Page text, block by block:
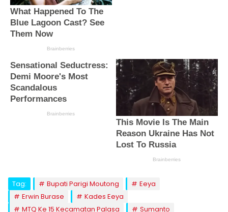
Tag: Bupati Parigi Moutong
Eeya
Erwin Burase
Kades Eeya
MTQ Ke 15 Kecamatan Palasa
Sumanto